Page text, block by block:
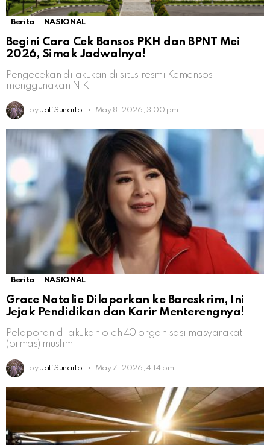
Berita NASIONAL
Begini Cara Cek Bansos PKH dan BPNT Mei
2026, Simak Jadwalnya!
Pengecekan dilakukan di situs resmi Kemensos
menggunakan NIK
by Jati Sunarto May 8, 2026, 3:00 pm
Berita NASIONAL
Grace Natalie Dilaporkan ke Bareskrim, Ini
Jejak Pendidikan dan Karir Menterengnya!
Pelaporan dilakukan oleh 40 organisasi masyarakat
(ormas) muslim
by Jati Sunarto May 7, 2026, 4:14 pm